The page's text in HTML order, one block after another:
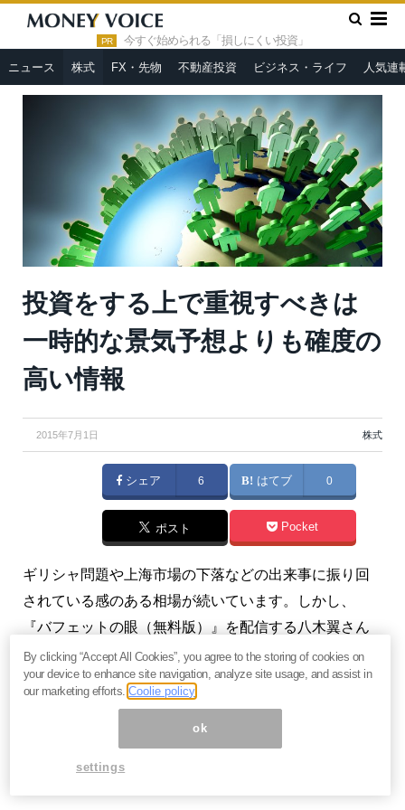
PR 今すぐ始められる「損しにくい投資」
ニュース 株式 FX・先物 不動産投資 ビジネス・ライフ 人気連
HOME » 株式 »
投資をする上で重視すべきは一時的な景気予想
よりも確度の高い情報
投資をする上で重視すべきは
一時的な景気予想よりも確度の
高い情報
2015年7月1日 株式
シェア 6 はてブ 0
ポスト Pocket
ギリシャ問題や上海市場の下落などの出来事に振り回
されている感のある相場が続いています。しかし、
『バフェットの眼（無料版）』を配信する八木翼さん
は一時的な景気予想は不毛。それよりももっと確度の
高い情報に目を向けよと語ります。その「もっと確度
とはどんなものなのでしょうか。
【関連】ギリシャ国民は緊縮政策を受け入れるのか？7
By clicking “Accept All Cookies”, you agree to the storing of cookies on
your device to enhance site navigation, analyze site usage, and assist in
our marketing efforts.Coolie policy
ok
settings